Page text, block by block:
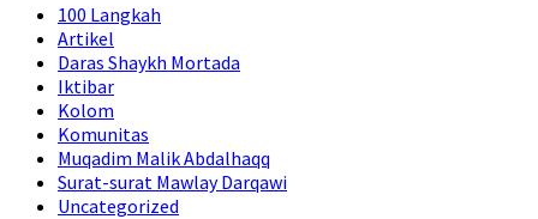
100 Langkah
Artikel
Daras Shaykh Mortada
Iktibar
Kolom
Komunitas
Muqadim Malik Abdalhaqq
Surat-surat Mawlay Darqawi
Uncategorized